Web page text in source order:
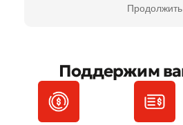
Продолжить
Поддержим